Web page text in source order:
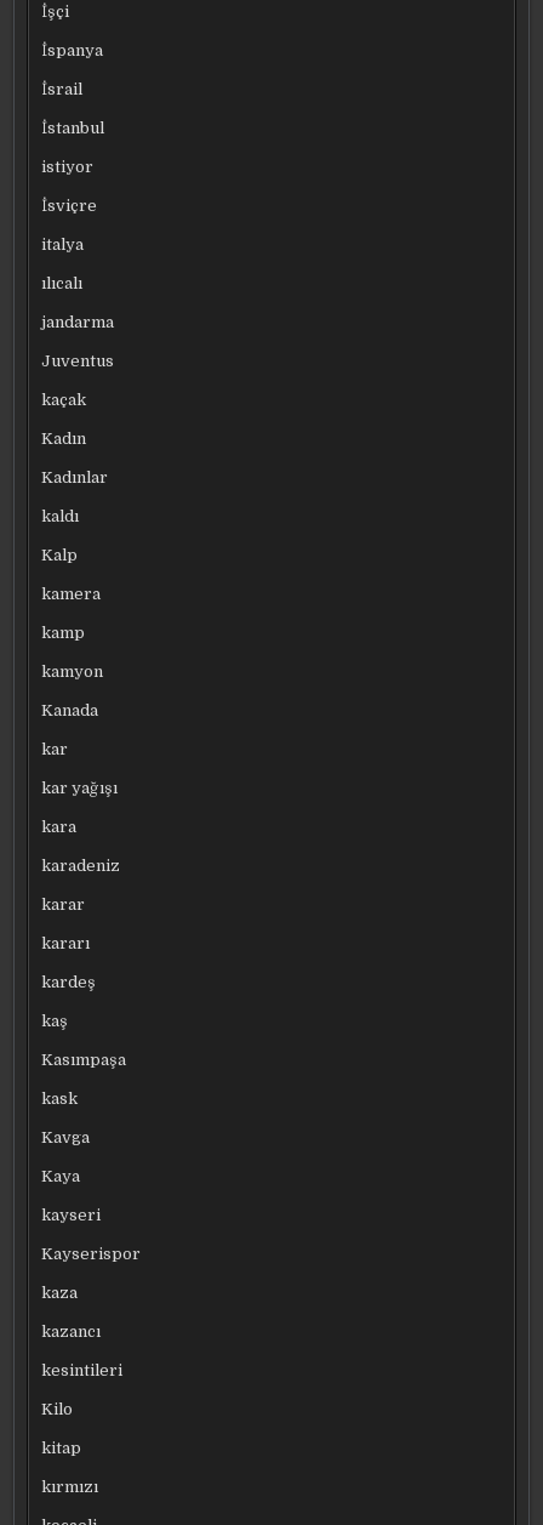
İşçi
İspanya
İsrail
İstanbul
istiyor
İsviçre
italya
ılıcalı
jandarma
Juventus
kaçak
Kadın
Kadınlar
kaldı
Kalp
kamera
kamp
kamyon
Kanada
kar
kar yağışı
kara
karadeniz
karar
kararı
kardeş
kaş
Kasımpaşa
kask
Kavga
Kaya
kayseri
Kayserispor
kaza
kazancı
kesintileri
Kilo
kitap
kırmızı